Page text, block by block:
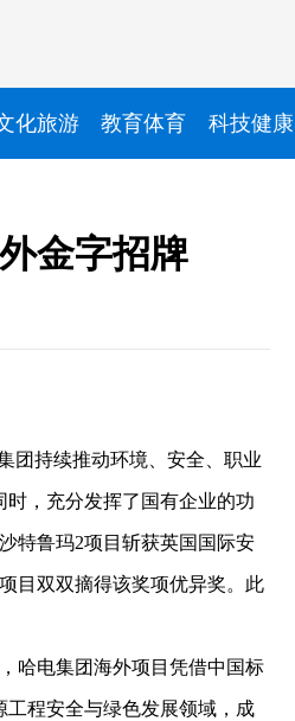
化旅游 教育体育 科技健康
金字招牌
团持续推动环境、安全、职业
，充分发挥了国有企业的功
特鲁玛2项目斩获英国国际安
目双双摘得该奖项优异奖。此
哈电集团海外项目凭借中国标
工程安全与绿色发展领域，成